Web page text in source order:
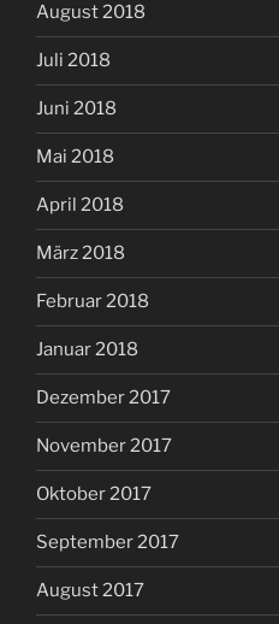
August 2018
Juli 2018
Juni 2018
Mai 2018
April 2018
März 2018
Februar 2018
Januar 2018
Dezember 2017
November 2017
Oktober 2017
September 2017
August 2017